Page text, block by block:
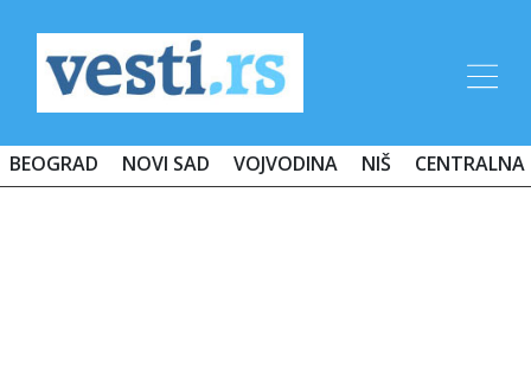
BEOGRAD NOVI SAD VOJVODINA NIŠ CENTRALNA